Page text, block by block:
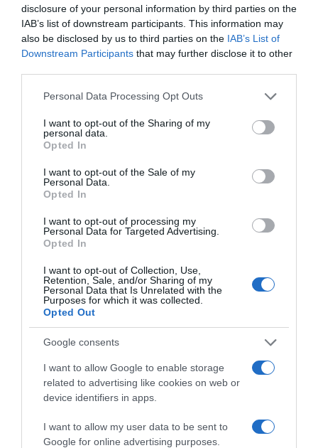
disclosure of your personal information by third parties on the
IAB’s list of downstream participants. This information may
also be disclosed by us to third parties on the IAB’s List of
Downstream Participants that may further disclose it to other
Please note that this website/app uses one or more Google
not limited to your visit or usage behaviour. You may click to
grant or deny consent to Google and its third-party tags to
use your data for below specified purposes in below Google
consent section.
Personal Data Processing Opt Outs
I want to opt-out of the Sharing of my
personal data.
Opted In
I want to opt-out of the Sale of my
Personal Data.
Opted In
I want to opt-out of processing my
Personal Data for Targeted Advertising.
Opted In
I want to opt-out of Collection, Use,
Retention, Sale, and/or Sharing of my
Personal Data that Is Unrelated with the
Purposes for which it was collected.
Opted Out
Google consents
I want to allow Google to enable storage
related to advertising like cookies on web or
device identifiers in apps.
I want to allow my user data to be sent to
Google for online advertising purposes.
ΔΙΕΘΝΗ